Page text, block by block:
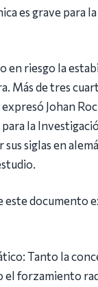
es grave para
en riesgo la
Más de tres
expresó Johan
la
siglas en
este documento
Tanto la
el forzamiento